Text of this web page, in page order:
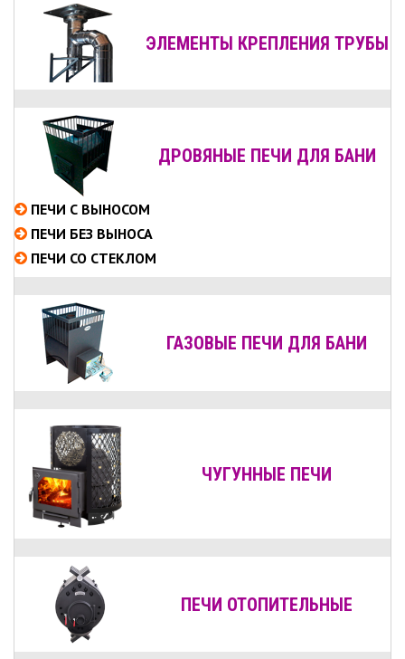
ЭЛЕМЕНТЫ КРЕПЛЕНИЯ ТРУБЫ
ДРОВЯНЫЕ ПЕЧИ ДЛЯ БАНИ
ПЕЧИ С ВЫНОСОМ
ПЕЧИ БЕЗ ВЫНОСА
ПЕЧИ СО СТЕКЛОМ
ГАЗОВЫЕ ПЕЧИ ДЛЯ БАНИ
ЧУГУННЫЕ ПЕЧИ
ПЕЧИ ОТОПИТЕЛЬНЫЕ